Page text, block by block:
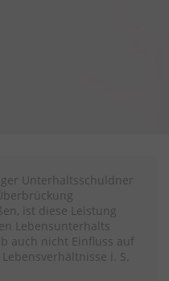
Unterhaltsschuldner
ist diese Leistung
Lebensunterhalts
auch nicht Einfluss auf
i. S.